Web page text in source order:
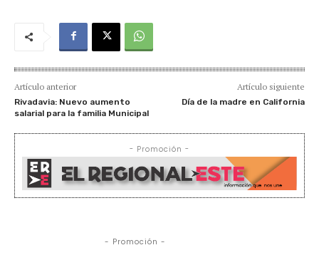
Artículo anterior
Rivadavia: Nuevo aumento
salarial para la familia Municipal
Artículo siguiente
Día de la madre en California
- Promoción -
- Promoción -